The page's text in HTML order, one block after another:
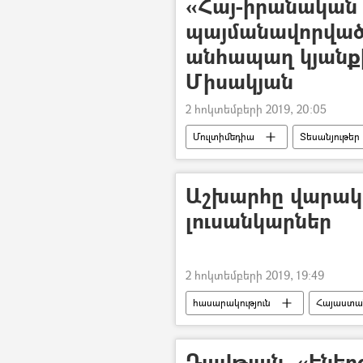
անհապաղ
Միսակյան
2 հոկտեմբերի 2019, 20:05
Մուլտիմեդիա Տեսանյութեր
Եվրասիական տնտեսական
Հասան Ռոհանի
իրանագետ
Աշխարհը
լուսանկարներ
2 հոկտեմբերի 2019, 19:49
հասարակություն
Լուսանկար